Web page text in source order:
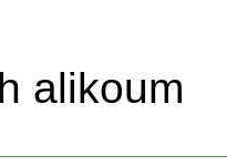
alikoum